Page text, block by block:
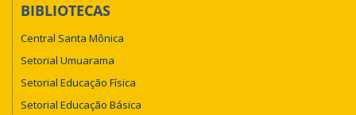
BIBLIOTECAS
Central Santa Mônica
Setorial Umuarama
Setorial Educação Física
Setorial Educação Básica